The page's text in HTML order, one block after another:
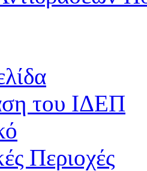
του ΙΔΕΠ
Περιοχές